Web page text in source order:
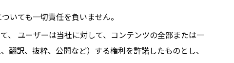
いても一切責任を負いません。
、 ユーザーは当社に対して、コンテンツの全部または一
訳、抜粋、公開など）する権利を許諾したものとし、